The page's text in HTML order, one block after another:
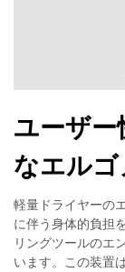
ユーザー
なエル
軽量ドライヤーの
に伴う身体的負担
リングツールのエ
います。この装置